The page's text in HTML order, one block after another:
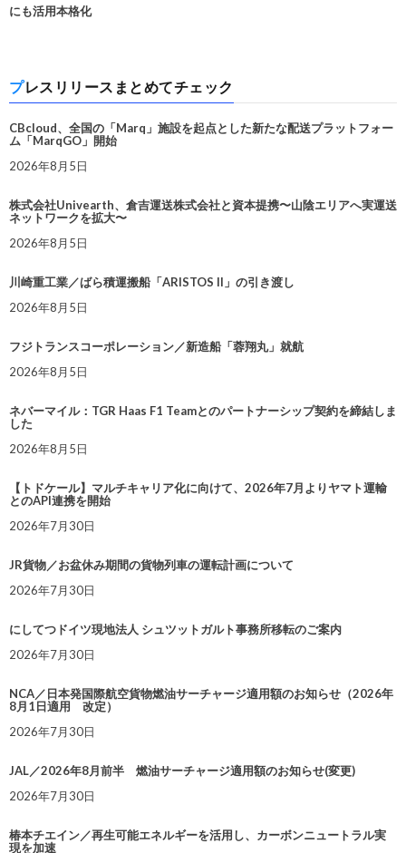
にも活用本格化
プレスリリースまとめてチェック
CBcloud、全国の「Marq」施設を起点とした新たな配送プラットフォー
ム「MarqGO」開始
2026年8月5日
株式会社Univearth、倉吉運送株式会社と資本提携〜山陰エリアへ実運送
ネットワークを拡大〜
2026年8月5日
川崎重工業／ばら積運搬船「ARISTOS II」の引き渡し
2026年8月5日
フジトランスコーポレーション／新造船「蓉翔丸」就航
2026年8月5日
ネバーマイル：TGR Haas F1 Teamとのパートナーシップ契約を締結しま
した
2026年8月5日
【トドケール】マルチキャリア化に向けて、2026年7月よりヤマト運輸
とのAPI連携を開始
2026年7月30日
JR貨物／お盆休み期間の貨物列車の運転計画について
2026年7月30日
にしてつドイツ現地法人 シュツットガルト事務所移転のご案内
2026年7月30日
NCA／日本発国際航空貨物燃油サーチャージ適用額のお知らせ（2026年
8月1日適用 改定）
2026年7月30日
JAL／2026年8月前半 燃油サーチャージ適用額のお知らせ(変更)
2026年7月30日
椿本チエイン／再生可能エネルギーを活用し、カーボンニュートラル実
現を加速